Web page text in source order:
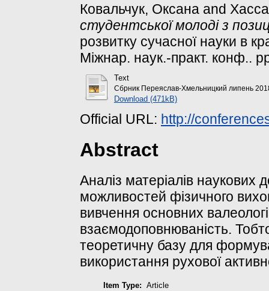
Ковальчук, Оксана and
студентської молоді з
розвитку сучасної науки в
Міжнар. наук.-практ. конф..
Text
Сбрник Переяслав-Хмельницкий липень
Download (471kB)
Official URL: http://
Abstract
Аналіз матеріалів
можливостей фізичного
вивчення основних
взаємодоповнюваність.
теоретичну базу для
використання рухової
Item Type: Article